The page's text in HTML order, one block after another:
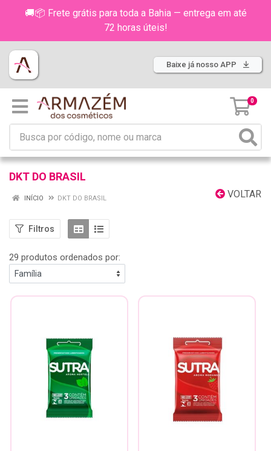
🚚📦 Frete grátis para toda a Bahia — entrega em até
72 horas úteis!
Baixe já nosso APP
0
DKT DO BRASIL
VOLTAR
INÍCIO DKT DO BRASIL
Filtros
29 produtos ordenados por: